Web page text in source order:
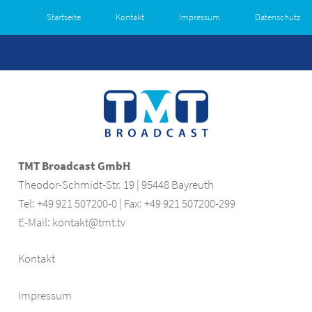
Startseite Kontakt Impressum Datenschutz
TMT Broadcast GmbH
Theodor-Schmidt-Str. 19 | 95448 Bayreuth
Tel:+49 921 507200-0| Fax: +49 921 507200-299
E-Mail: kontakt@tmt.tv
Kontakt
Impressum